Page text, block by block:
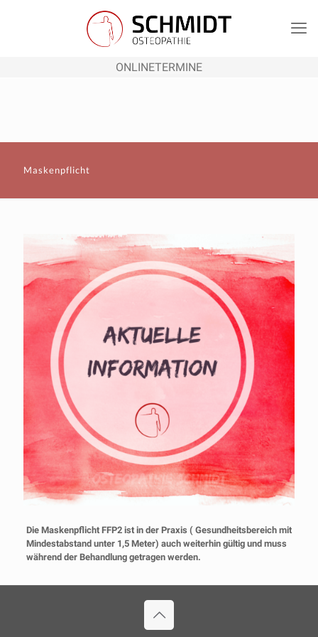
ONLINETERMINE
Maskenpflicht
Die Maskenpflicht FFP2 ist in der Praxis ( Gesundheitsbereich mit
Mindestabstand unter 1,5 Meter) auch weiterhin gültig und muss
während der Behandlung getragen werden.